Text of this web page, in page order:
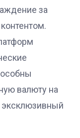
за
валюту на
эксклюзивный